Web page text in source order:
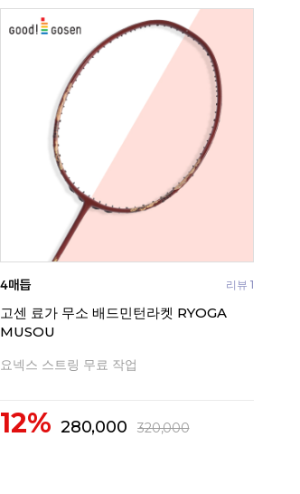
리뷰 1
고센 료가 무소 배드민턴라켓 RYOGA
MUSOU
요넥스 스트링 무료 작업
12% 280,000 320,000